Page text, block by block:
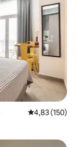
Évaluation
4,83 (150)